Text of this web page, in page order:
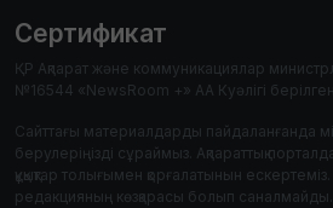
Сертификат
ҚР Ақпарат және коммуникациялар
№16544 «NewsRoom +» АА Куәлігі берілген.
Сайттағы материалдарды пайдаланғанда
берулеріңізді сұраймыз. Ақпараттық
құқықтар толығымен қорғалатынын
редакцияның көзқарасы болып